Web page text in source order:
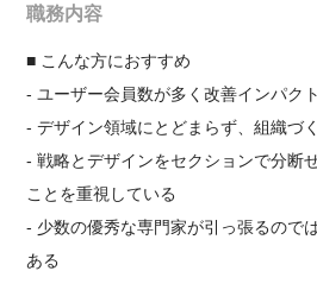
職務内容
■ こんな方におすすめ
- ユーザー会員数が多く改善インパク
- デザイン領域にとどまらず、組織づ
- 戦略とデザインをセクションで分断
ことを重視している
- 少数の優秀な専門家が引っ張るので
ある